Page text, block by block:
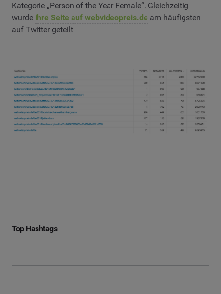
Kategorie „Person of the Year Female“. Gleichzeitig
wurde ihre Seite auf webvideopreis.de am häufigsten
auf Twitter geteilt:
Top Hashtags